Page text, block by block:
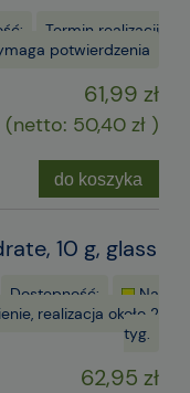
Termin realizacji
potwierdzenia
61,99 zł
(netto: 50,40 zł )
do koszyka
10 g, glass
Dostępność:
Na
realizacja około 2
tyg.
62,95 zł